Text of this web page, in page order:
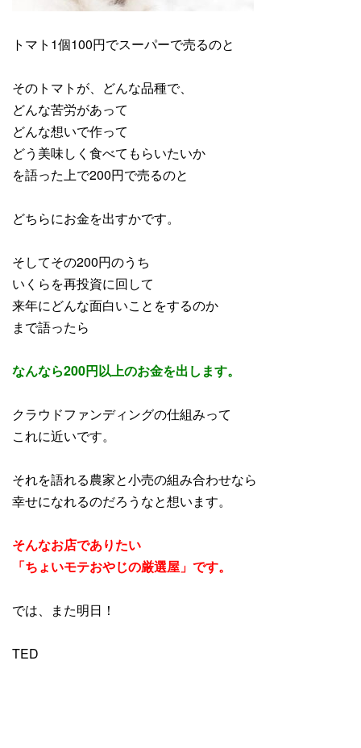
トマト1個100円でスーパーで売るのと
そのトマトが、どんな品種で、
どんな苦労があって
どんな想いで作って
どう美味しく食べてもらいたいか
を語った上で200円で売るのと
どちらにお金を出すかです。
そしてその200円のうち
いくらを再投資に回して
来年にどんな面白いことをするのか
まで語ったら
なんなら200円以上のお金を出します。
クラウドファンディングの仕組みって
これに近いです。
それを語れる農家と小売の組み合わせなら
幸せになれるのだろうなと想います。
そんなお店でありたい
「ちょいモテおやじの厳選屋」です。
では、また明日！
TED